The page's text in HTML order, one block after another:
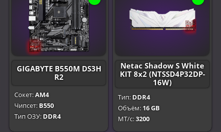
GIGABYTE B550M DS3H
R2
Сокет:AM4
Чипсет: B550
Тип ОЗУ: DDR4
Netac Shadow S White
KIT 8x2 (NTSSD4P32DP-
16W)
Тип: DDR4
Объём: 16 GB
МТ/с:3200